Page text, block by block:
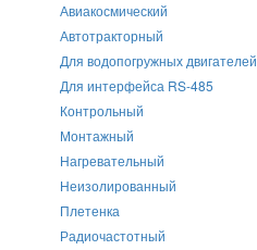
Авиакосмический
Автотракторный
Для водопогружных двигателей
Для интерфейса RS-485
Контрольный
Монтажный
Нагревательный
Неизолированный
Плетенка
Радиочастотный